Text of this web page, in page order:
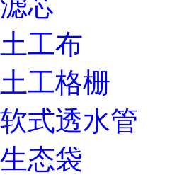
土工布
土工格栅
软式透水管
生态袋